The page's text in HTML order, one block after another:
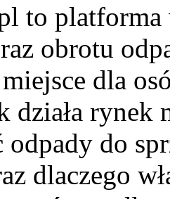
to
obrotu
dla
działa rynek
do
dlaczego